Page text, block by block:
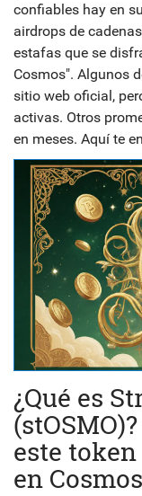
confiables hay en
airdrops de
estafas que se
Cosmos". Algunos
sitio web oficial,
activas. Otros
en meses. Aquí te
¿Qué es
este
en Cosmos